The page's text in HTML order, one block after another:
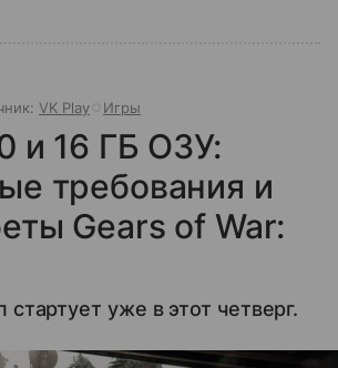
VK Play Игры
и 16 ГБ ОЗУ:
требования и
Gears of War:
стартует уже в этот четверг.